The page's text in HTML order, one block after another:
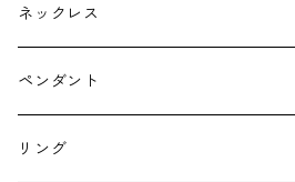
ネックレス
ゴールド・プラチナ
シルバー
ペンダント
ゴールド
リング